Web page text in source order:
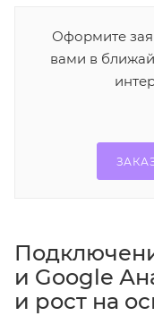
Оформите
вами в
и Google
и рост на